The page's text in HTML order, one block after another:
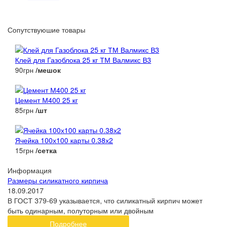
Сопутствуюшие товары
Клей для Газоблока 25 кг ТМ Валмикс В3
90грн /мешок
Цемент М400 25 кг
85грн /шт
Ячейка 100х100 карты 0.38х2
15грн /сетка
Информация
Размеры силикатного кирпича
18.09.2017
В ГОСТ 379-69 указывается, что силикатный кирпич может
быть одинарным, полуторным или двойным
Подробнее